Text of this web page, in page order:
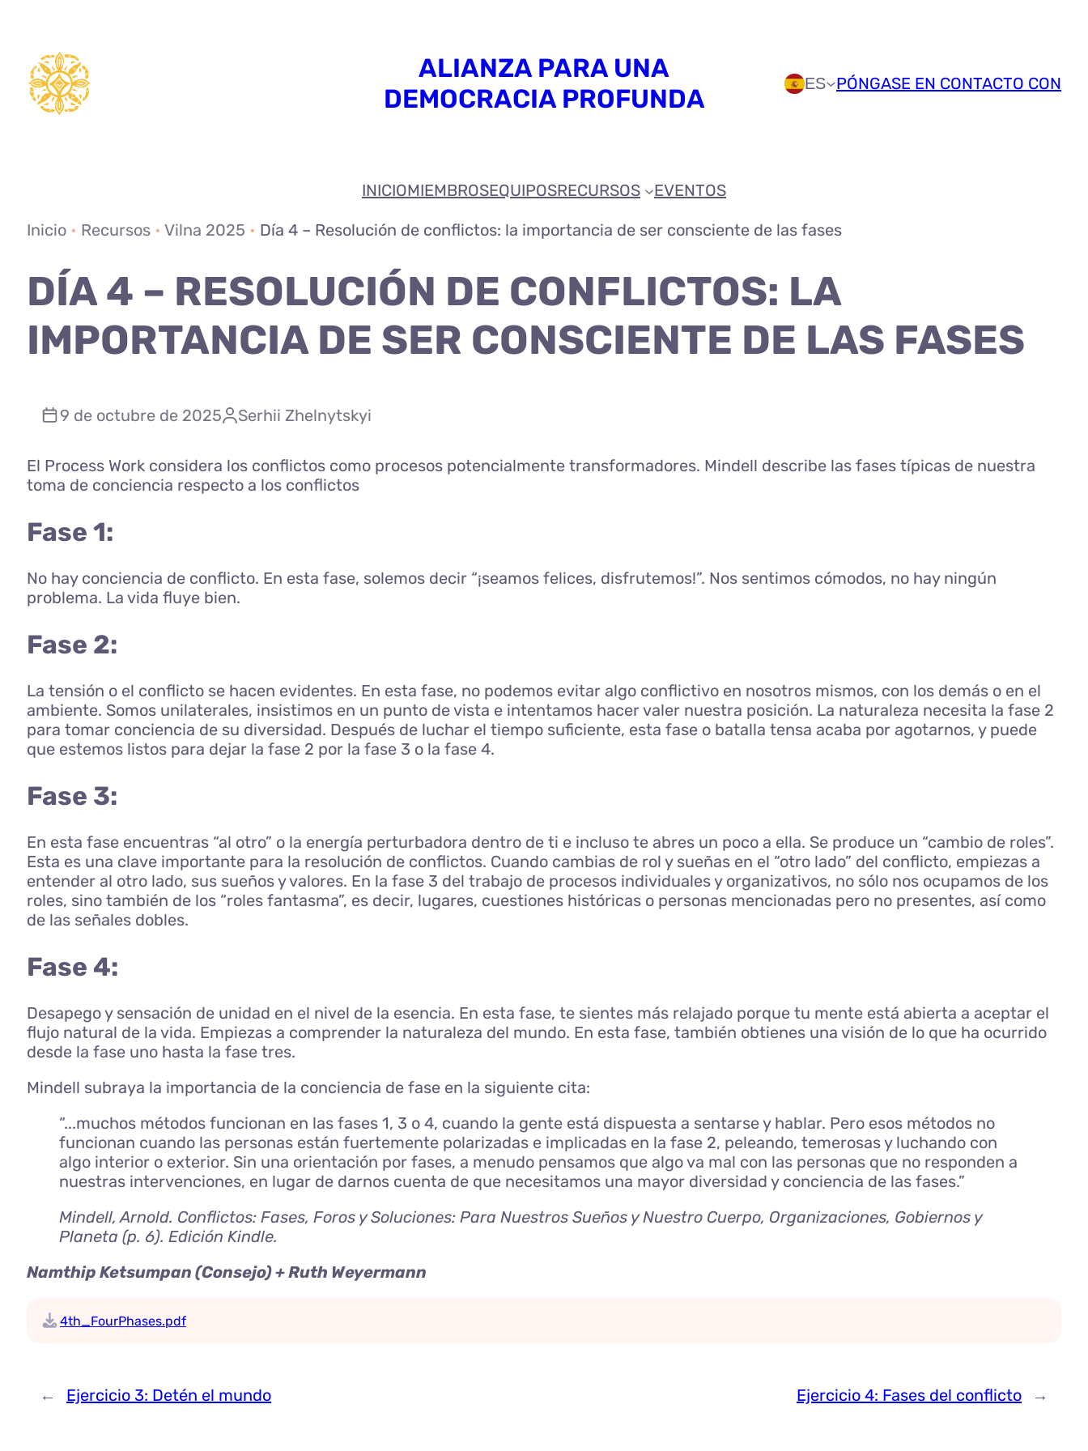
contenido
ALIANZA PARA UNA
DEMOCRACIA PROFUNDA
ES PÓNGASE EN CONTACTO CON
INICIOMIEMBROSEQUIPOSRECURSOS EVENTOS
Inicio • Recursos • Vilna 2025 • Día 4 – Resolución de conflictos: la importancia de ser consciente de las fases
DÍA 4 – RESOLUCIÓN DE CONFLICTOS: LA
IMPORTANCIA DE SER CONSCIENTE DE LAS FASES
9 de octubre de 2025 Serhii Zhelnytskyi
El Process Work considera los conflictos como procesos potencialmente transformadores. Mindell describe las fases típicas de nuestra
toma de conciencia respecto a los conflictos
Fase 1:
No hay conciencia de conflicto. En esta fase, solemos decir “¡seamos felices, disfrutemos!”. Nos sentimos cómodos, no hay ningún
problema. La vida fluye bien.
Fase 2:
La tensión o el conflicto se hacen evidentes. En esta fase, no podemos evitar algo conflictivo en nosotros mismos, con los demás o en el
ambiente. Somos unilaterales, insistimos en un punto de vista e intentamos hacer valer nuestra posición. La naturaleza necesita la fase 2
para tomar conciencia de su diversidad. Después de luchar el tiempo suficiente, esta fase o batalla tensa acaba por agotarnos, y puede
que estemos listos para dejar la fase 2 por la fase 3 o la fase 4.
Fase 3:
En esta fase encuentras “al otro” o la energía perturbadora dentro de ti e incluso te abres un poco a ella. Se produce un “cambio de roles”.
Esta es una clave importante para la resolución de conflictos. Cuando cambias de rol y sueñas en el “otro lado” del conflicto, empiezas a
entender al otro lado, sus sueños y valores. En la fase 3 del trabajo de procesos individuales y organizativos, no sólo nos ocupamos de los
roles, sino también de los “roles fantasma”, es decir, lugares, cuestiones históricas o personas mencionadas pero no presentes, así como
de las señales dobles.
Fase 4:
Desapego y sensación de unidad en el nivel de la esencia. En esta fase, te sientes más relajado porque tu mente está abierta a aceptar el
flujo natural de la vida. Empiezas a comprender la naturaleza del mundo. En esta fase, también obtienes una visión de lo que ha ocurrido
desde la fase uno hasta la fase tres.
Mindell subraya la importancia de la conciencia de fase en la siguiente cita:
“...muchos métodos funcionan en las fases 1, 3 o 4, cuando la gente está dispuesta a sentarse y hablar. Pero esos métodos no
funcionan cuando las personas están fuertemente polarizadas e implicadas en la fase 2, peleando, temerosas y luchando con
algo interior o exterior. Sin una orientación por fases, a menudo pensamos que algo va mal con las personas que no responden a
nuestras intervenciones, en lugar de darnos cuenta de que necesitamos una mayor diversidad y conciencia de las fases.”
Mindell, Arnold. Conflictos: Fases, Foros y Soluciones: Para Nuestros Sueños y Nuestro Cuerpo, Organizaciones, Gobiernos y
Planeta (p. 6). Edición Kindle.
Namthip Ketsumpan (Consejo) + Ruth Weyermann
4th_FourPhases.pdf
← Ejercicio 3: Detén el mundo Ejercicio 4: Fases del conflicto →